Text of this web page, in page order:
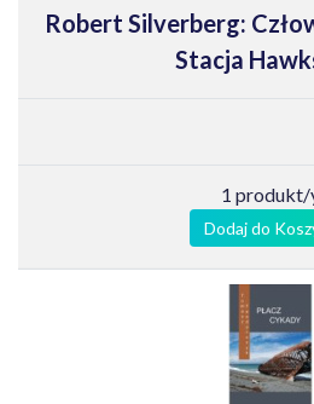
Robert Silverberg:
Stacja
1 produkt/
Dodaj do